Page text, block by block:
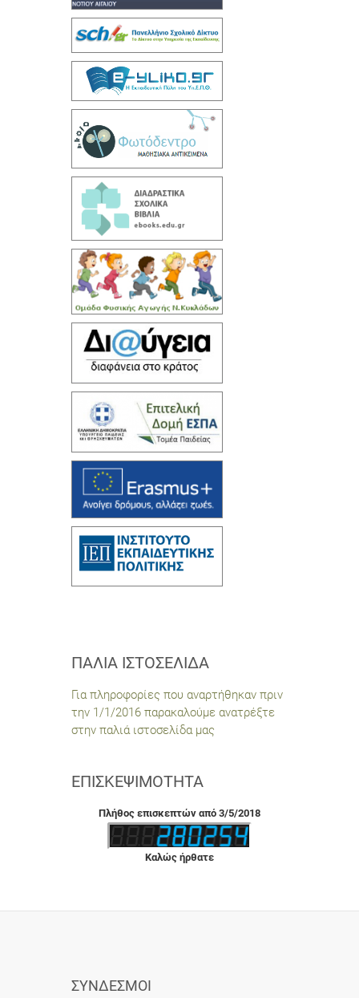
ΠΑΛΙΆ ΙΣΤΟΣΕΛΊΔΑ
Για πληροφορίες που αναρτήθηκαν πριν
την 1/1/2016 παρακαλούμε ανατρέξτε
στην παλιά ιστοσελίδα μας
ΕΠΙΣΚΕΨΙΜΌΤΗΤΑ
Πλήθος επισκεπτών από 3/5/2018
Καλώς ήρθατε
ΣΎΝΔΕΣΜΟΙ